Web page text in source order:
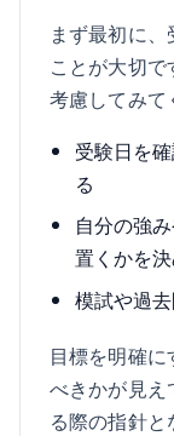
まず最初に
ことが大切
考慮してみて
受験日を
る
自分の強
置くかを
模試や過
目標を明確
べきかが見え
る際の指針と